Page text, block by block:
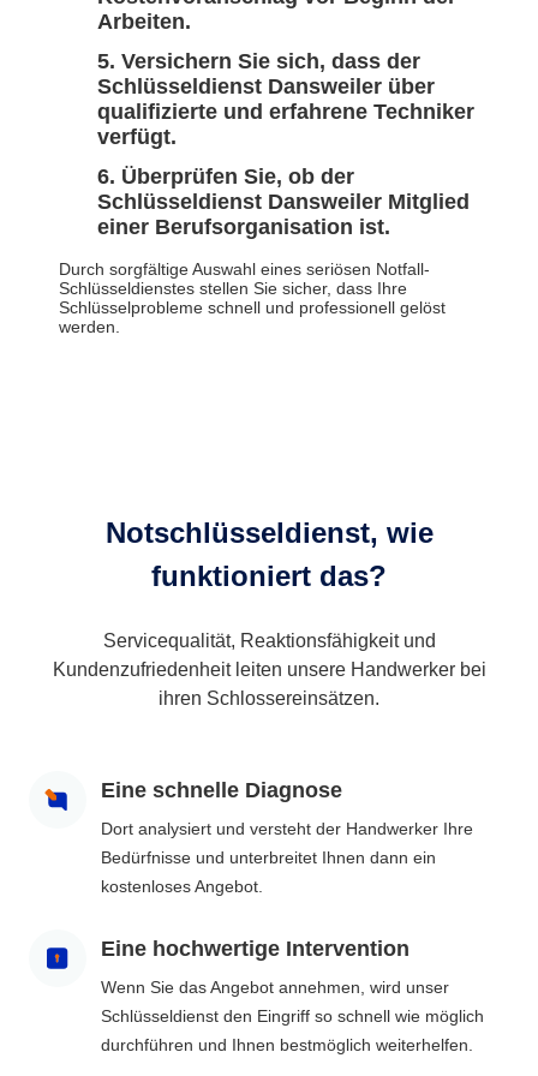
Arbeiten.
Versichern Sie sich, dass der
Schlüsseldienst Dansweiler über
qualifizierte und erfahrene Techniker
verfügt.
Überprüfen Sie, ob der
Schlüsseldienst Dansweiler Mitglied
einer Berufsorganisation ist.
Durch sorgfältige Auswahl eines seriösen Notfall-
Schlüsseldienstes stellen Sie sicher, dass Ihre
Schlüsselprobleme schnell und professionell gelöst
werden.
Notschlüsseldienst, wie
funktioniert das?
Servicequalität, Reaktionsfähigkeit und
Kundenzufriedenheit leiten unsere Handwerker bei
ihren Schlossereinsätzen.
Eine schnelle Diagnose
Dort analysiert und versteht der Handwerker Ihre
Bedürfnisse und unterbreitet Ihnen dann ein
kostenloses Angebot.
Eine hochwertige Intervention
Wenn Sie das Angebot annehmen, wird unser
Schlüsseldienst den Eingriff so schnell wie möglich
durchführen und Ihnen bestmöglich weiterhelfen.